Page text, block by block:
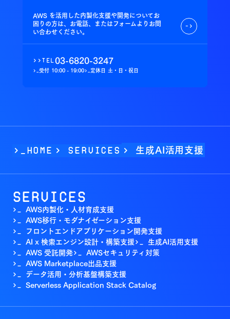
AWS を活用した内製化支援や開発についてお
困りの方は、お電話、またはフォームよりお問
い合わせください。
->
>> tel03-6820-3247
>_受付 10:00 - 19:00>_定休日 土・日・祝日
>_Home > Services > 生成AI活用支援
Services
>_ AWS内製化・人材育成支援
>_ AWS移行・モダナイゼーション支援
>_ フロントエンドアプリケーション開発支援
>_ AI x 検索エンジン設計・構築支援>_ 生成AI活用支援
>_ AWS 受託開発>_ AWSセキュリティ対策
>_ AWS Marketplace出品支援
>_ データ活用・分析基盤構築支援
>_ Serverless Application Stack Catalog